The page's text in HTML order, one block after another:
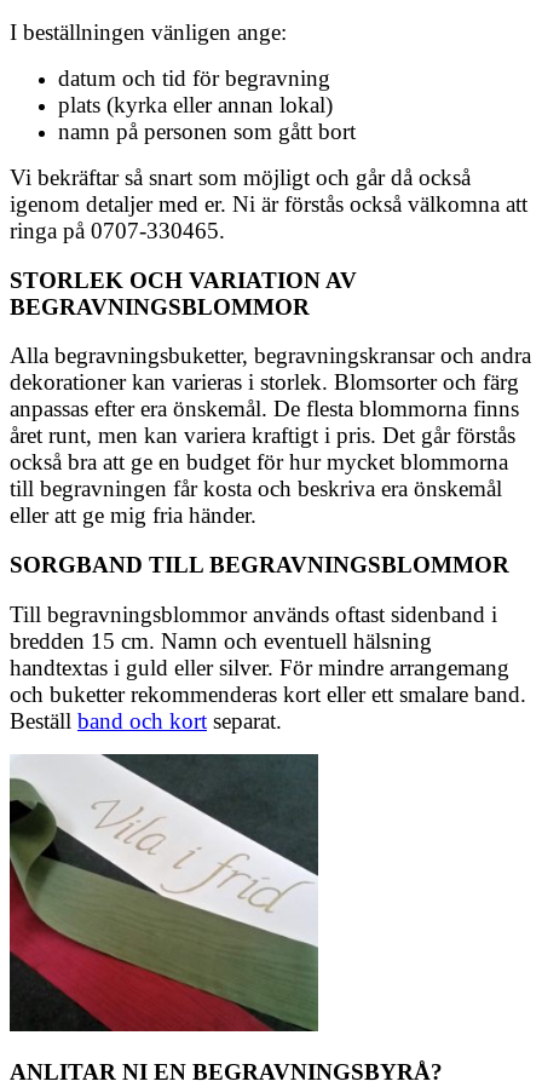
I beställningen vänligen ange:
datum och tid för begravning
plats (kyrka eller annan lokal)
namn på personen som gått bort
Vi bekräftar så snart som möjligt och går då också
igenom detaljer med er. Ni är förstås också välkomna att
ringa på 0707-330465.
STORLEK OCH VARIATION AV
BEGRAVNINGSBLOMMOR
Alla begravningsbuketter, begravningskransar och andra
dekorationer kan varieras i storlek. Blomsorter och färg
anpassas efter era önskemål. De flesta blommorna finns
året runt, men kan variera kraftigt i pris. Det går förstås
också bra att ge en budget för hur mycket blommorna
till begravningen får kosta och beskriva era önskemål
eller att ge mig fria händer.
SORGBAND TILL BEGRAVNINGSBLOMMOR
Till begravningsblommor används oftast sidenband i
bredden 15 cm. Namn och eventuell hälsning
handtextas i guld eller silver. För mindre arrangemang
och buketter rekommenderas kort eller ett smalare band.
Beställ band och kort separat.
ANLITAR NI EN BEGRAVNINGSBYRÅ?